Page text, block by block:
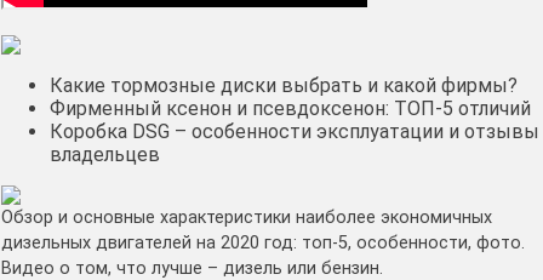
Какие тормозные диски выбрать и какой фирмы?
Фирменный ксенон и псевдоксенон: ТОП-5 отличий
Коробка DSG – особенности эксплуатации и отзывы
владельцев
Обзор и основные характеристики наиболее экономичных
дизельных двигателей на 2020 год: топ-5, особенности, фото.
Видео о том, что лучше – дизель или бензин.